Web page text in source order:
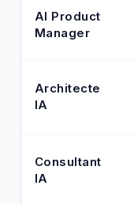
AI Product
Manager
Architecte
IA
Consultant
IA